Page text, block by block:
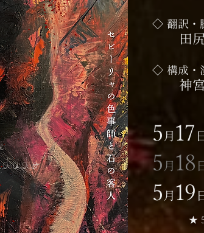
◇ 翻訳・
田尻
◇ 構成・
神宮
5 月 17
5 月 18
5 月 19
★ 5
田